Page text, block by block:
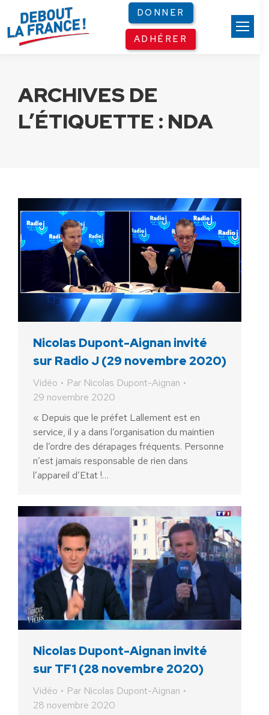
DONNER
ADHÉRER
ARCHIVES DE
L’ÉTIQUETTE : NDA
Nicolas Dupont-Aignan invité
sur Radio J (29 novembre 2020)
Vidéo Par Nicolas Dupont-Aignan
29 novembre 2020
« Depuis que le préfet Lallement est en
service, il y a dans l’organisation du maintien
de l’ordre des dérapages fréquents. Personne
n’est jamais responsable de rien dans
l’appareil d’Etat !…
Nicolas Dupont-Aignan invité
sur TF1 (28 novembre 2020)
Vidéo Par Nicolas Dupont-Aignan
28 novembre 2020
Panneau de gestion des cookies